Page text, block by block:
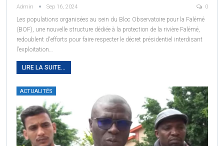
Admin Sep 16, 2024 0
Les populations organisées au sein du Bloc Observatoire pour la Falémé
(BOF), une nouvelle structure dédiée à la protection de la rivière Falémé,
redoublent d'efforts pour faire respecter le décret présidentiel interdisant
l’exploitation…
LIRE LA SUITE...
ACTUALITÉS